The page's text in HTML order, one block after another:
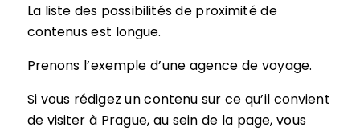
La liste des possibilités de proximité de
contenus est longue.
Prenons l’exemple d’une agence de voyage.
Si vous rédigez un contenu sur ce qu’il convient
de visiter à Prague, au sein de la page, vous